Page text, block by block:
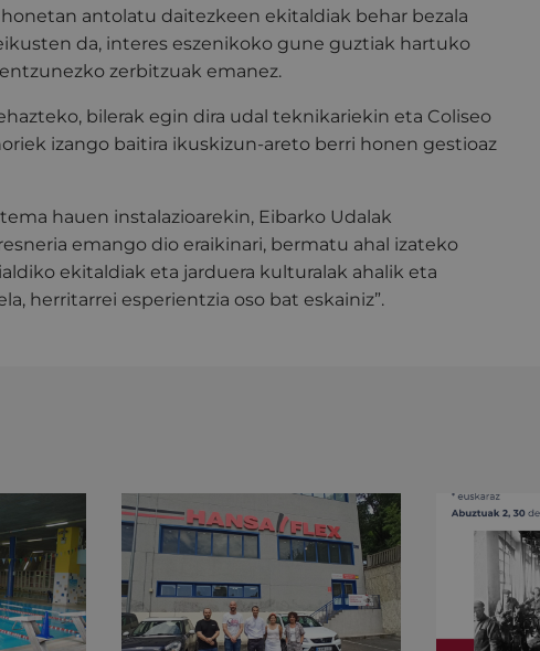
antolatu daitezkeen ekitaldiak behar bezala
da, interes eszenikoko gune guztiak hartuko
zerbitzuak emanez.
bilerak egin dira udal teknikariekin eta Coliseo
izango baitira ikuskizun-areto berri honen gestioaz
hauen instalazioarekin, Eibarko Udalak
emango dio eraikinari, bermatu ahal izateko
ekitaldiak eta jarduera kulturalak ahalik eta
herritarrei esperientzia oso bat eskainiz”.